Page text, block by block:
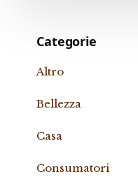
Categorie
Altro
Bellezza
Casa
Consumatori